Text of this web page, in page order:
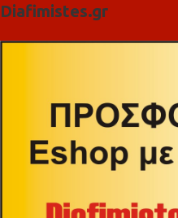
Diafimistes.gr